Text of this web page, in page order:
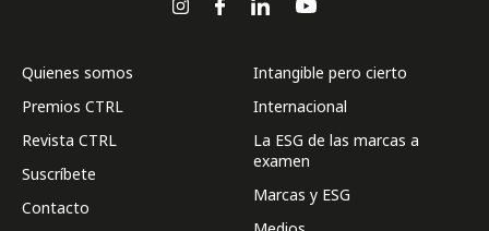
Quienes somos
Premios CTRL
Revista CTRL
Suscríbete
Contacto
Intangible pero cierto
Internacional
La ESG de las marcas a
examen
Marcas y ESG